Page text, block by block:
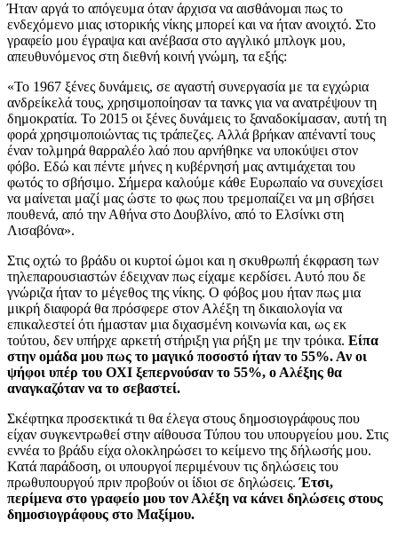
Ήταν αργά το απόγευμα όταν άρχισα να αισθάνομαι πως το
ενδεχόμενο μιας ιστορικής νίκης μπορεί και να ήταν ανοιχτό. Στο
γραφείο μου έγραψα και ανέβασα στο αγγλικό μπλογκ μου,
απευθυνόμενος στη διεθνή κοινή γνώμη, τα εξής:
«Το 1967 ξένες δυνάμεις, σε αγαστή συνεργασία με τα εγχώρια
ανδρείκελά τους, χρησιμοποίησαν τα τανκς για να ανατρέψουν τη
δημοκρατία. Το 2015 οι ξένες δυνάμεις το ξαναδοκίμασαν, αυτή τη
φορά χρησιμοποιώντας τις τράπεζες. Αλλά βρήκαν απέναντί τους
έναν τολμηρά θαρραλέο λαό που αρνήθηκε να υποκύψει στον
φόβο. Εδώ και πέντε μήνες η κυβέρνησή μας αντιμάχεται του
φωτός το σβήσιμο. Σήμερα καλούμε κάθε Ευρωπαίο να συνεχίσει
να μαίνεται μαζί μας ώστε το φως που τρεμοπαίζει να μη σβήσει
πουθενά, από την Αθήνα στο Δουβλίνο, από το Ελσίνκι στη
Λισαβόνα».
Στις οχτώ το βράδυ οι κυρτοί ώμοι και η σκυθρωπή έκφραση των
τηλεπαρουσιαστών έδειχναν πως είχαμε κερδίσει. Αυτό που δε
γνώριζα ήταν το μέγεθος της νίκης. Ο φόβος μου ήταν πως μια
μικρή διαφορά θα πρόσφερε στον Αλέξη τη δικαιολογία να
επικαλεστεί ότι ήμασταν μια διχασμένη κοινωνία και, ως εκ
τούτου, δεν υπήρχε αρκετή στήριξη για ρήξη με την τρόικα. Είπα
στην ομάδα μου πως το μαγικό ποσοστό ήταν το 55%. Αν οι
ψήφοι υπέρ του ΟΧΙ ξεπερνούσαν το 55%, ο Αλέξης θα
αναγκαζόταν να το σεβαστεί.
Σκέφτηκα προσεκτικά τι θα έλεγα στους δημοσιογράφους που
είχαν συγκεντρωθεί στην αίθουσα Τύπου του υπουργείου μου. Στις
εννέα το βράδυ είχα ολοκληρώσει το κείμενο της δήλωσής μου.
Κατά παράδοση, οι υπουργοί περιμένουν τις δηλώσεις του
πρωθυπουργού πριν προβούν οι ίδιοι σε δηλώσεις.Έτσι,
περίμενα στο γραφείο μου τον Αλέξη να κάνει δηλώσεις στους
δημοσιογράφους στο Μαξίμου.